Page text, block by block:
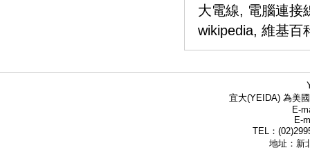
大電線, 電腦連接
wikipedia, 維基百
宜大(YEIDA) 為美
E-
E-
TEL：
地址：新